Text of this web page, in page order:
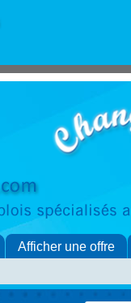
Afficher une offre